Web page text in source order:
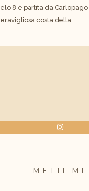
8 è partita da
costa della…
METTI MI